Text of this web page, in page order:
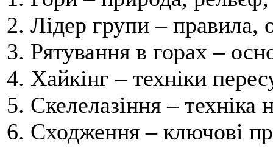
2. Лідер групи – правила,
3. Рятування в горах –
4. Хайкінг – техніки
5. Скелелазіння –
6. Сходження – ключові